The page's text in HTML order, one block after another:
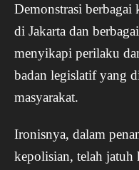
Demonstrasi berbagai
di Jakarta dan
menyikapi perilaku
badan legislatif yang
masyarakat.
Ironisnya, dalam
kepolisian, telah jatuh